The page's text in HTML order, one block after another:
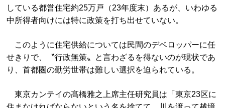
している都営住宅約25万戸（23年度末）あるが、いわゆる
中所得者向けには特に政策を打ち出せていない。
このように住宅供給については民間のデベロッパーに任
せきりで、〝行政無策〟と言わざるを得ないのが現状であ
り、首都圏の勤労世帯は難しい選択を迫られている。
東京カンテイの髙橋雅之上席主任研究員は「東京23区に